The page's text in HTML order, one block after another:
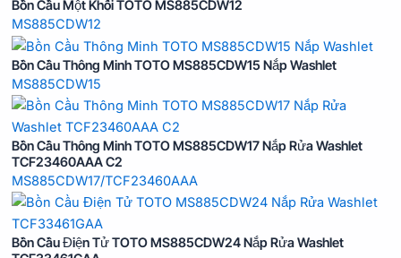
Bồn Cầu Một Khối TOTO MS885CDW12
MS885CDW12
Bồn Cầu Thông Minh TOTO MS885CDW15 Nắp Washlet
MS885CDW15
Bồn Cầu Thông Minh TOTO MS885CDW17 Nắp Rửa Washlet
TCF23460AAA C2
MS885CDW17/TCF23460AAA
Bồn Cầu Điện Tử TOTO MS885CDW24 Nắp Rửa Washlet